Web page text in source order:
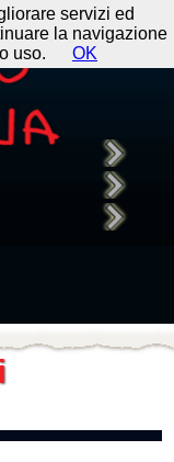
servizi ed
la navigazione
uso.
OK